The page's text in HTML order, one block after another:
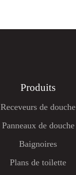
Produits
Receveurs de douche
Panneaux de douche
Baignoires
Plans de toilette